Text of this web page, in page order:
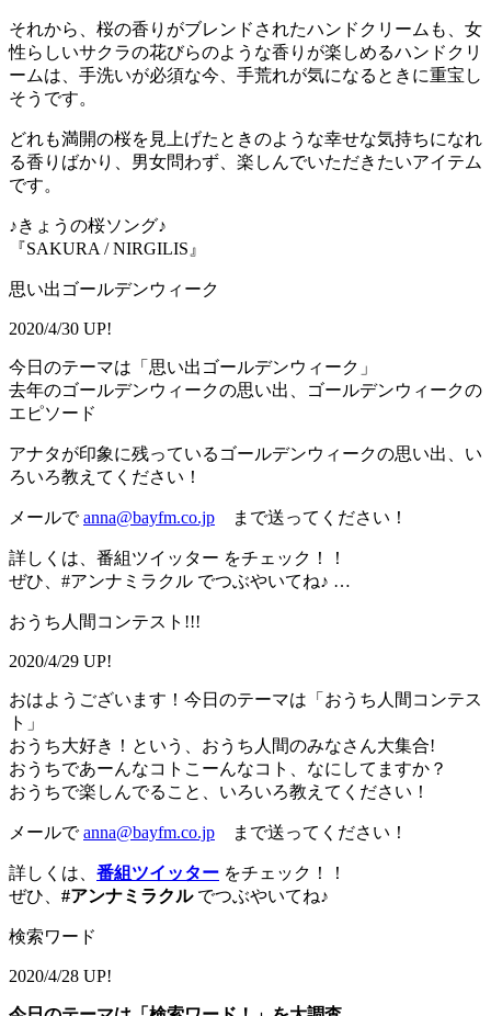
それから、桜の香りがブレンドされたハンドクリームも、女
性らしいサクラの花びらのような香りが楽しめるハンドクリ
ームは、手洗いが必須な今、手荒れが気になるときに重宝し
そうです。
どれも満開の桜を見上げたときのような幸せな気持ちになれ
る香りばかり、男女問わず、楽しんでいただきたいアイテム
です。
♪きょうの桜ソング♪
『SAKURA / NIRGILIS』
思い出ゴールデンウィーク
2020/4/30 UP!
今日のテーマは「思い出ゴールデンウィーク」
去年のゴールデンウィークの思い出、ゴールデンウィークの
エピソード
アナタが印象に残っているゴールデンウィークの思い出、い
ろいろ教えてください！
メールでanna@bayfm.co.jp まで送ってください！
詳しくは、番組ツイッター をチェック！！
ぜひ、#アンナミラクル でつぶやいてね♪ …
おうち人間コンテスト!!!
2020/4/29 UP!
おはようございます！今日のテーマは「おうち人間コンテス
ト」
おうち大好き！という、おうち人間のみなさん大集合!
おうちであーんなコトこーんなコト、なにしてますか？
おうちで楽しんでること、いろいろ教えてください！
メールでanna@bayfm.co.jp まで送ってください！
詳しくは、 番組ツイッター をチェック！！
ぜひ、 #アンナミラクルでつぶやいてね♪
検索ワード
2020/4/28 UP!